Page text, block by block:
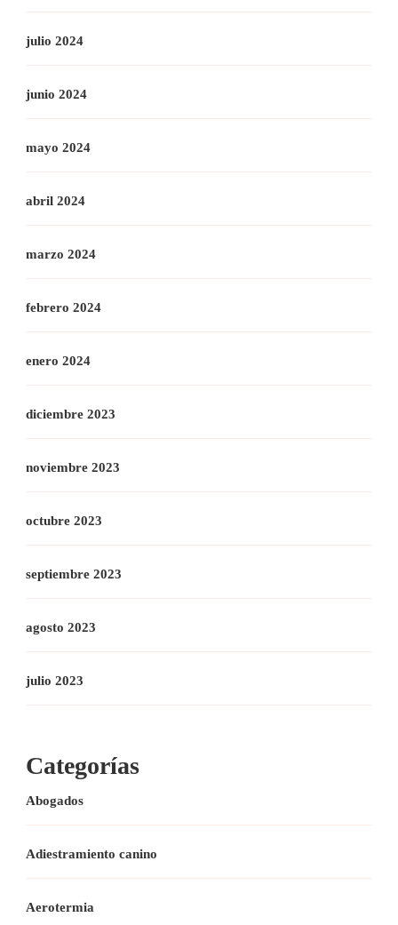
julio 2024
junio 2024
mayo 2024
abril 2024
marzo 2024
febrero 2024
enero 2024
diciembre 2023
noviembre 2023
octubre 2023
septiembre 2023
agosto 2023
julio 2023
Categorías
Abogados
Adiestramiento canino
Aerotermia